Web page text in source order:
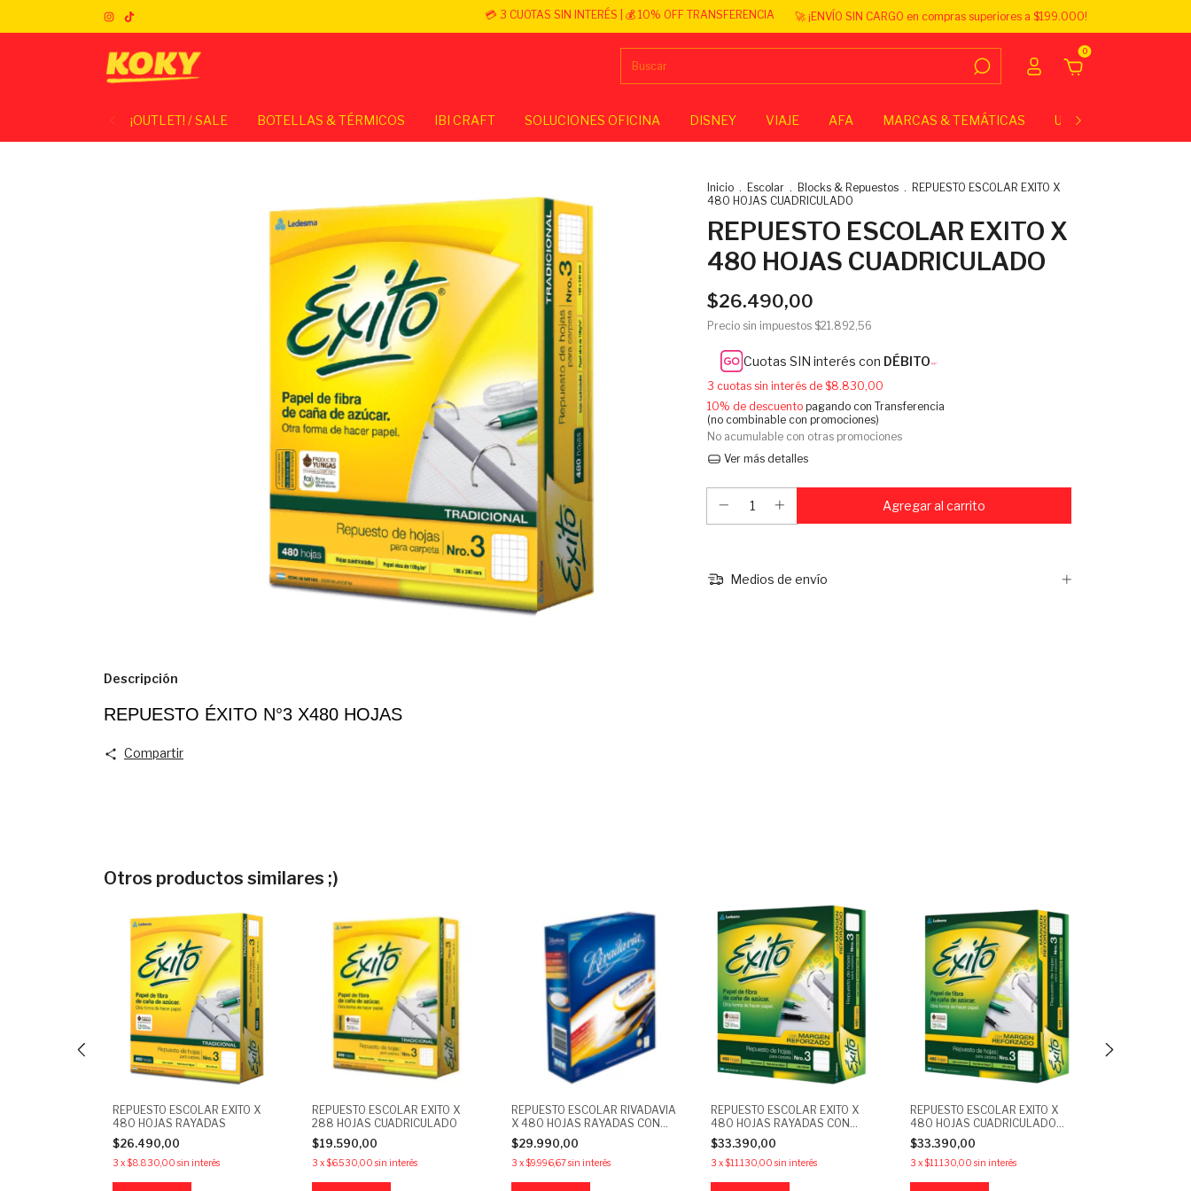
💳 3 CUOTAS SIN INTERÉS | 💰 10% OFF TRANSFERENCIA 🚀 ¡ENVÍO SIN CARGO en compras superiores a $199.000!
0
¡OUTLET! / SALE BOTELLAS & TÉRMICOS IBI CRAFT SOLUCIONES OFICINA DISNEY VIAJE AFA MARCAS & TEMÁTICAS UNIVERSITARIO
Inicio . Escolar . Blocks & Repuestos . REPUESTO ESCOLAR EXITO X
480 HOJAS CUADRICULADO
REPUESTO ESCOLAR EXITO X
480 HOJAS CUADRICULADO
$26.490,00
Precio sin impuestos $21.892,56
Cuotas SIN interés con DÉBITO
3 cuotas sin interés de $8.830,00
10% de descuento pagando con Transferencia
(no combinable con promociones)
No acumulable con otras promociones
Ver más detalles
Medios de envío
Descripción
REPUESTO ÉXITO N°3 X480 HOJAS
Compartir
Otros productos similares ;)
REPUESTO ESCOLAR EXITO X
480 HOJAS RAYADAS
$26.490,00
3 x$8.830,00 sin interés
REPUESTO ESCOLAR EXITO X
288 HOJAS CUADRICULADO
$19.590,00
3 x$6.530,00 sin interés
REPUESTO ESCOLAR RIVADAVIA
X 480 HOJAS RAYADAS CON
MARGEN REFORZADO
$29.990,00
3 x$9.996,67sin interés
REPUESTO ESCOLAR EXITO X
480 HOJAS RAYADAS CON
MARGEN REFORZADO
$33.390,00
3 x$11.130,00 sin interés
REPUESTO ESCOLAR EXITO X
480 HOJAS CUADRICULADO
CON MARGEN REFORZADO
$33.390,00
3 x$11.130,00 sin interés